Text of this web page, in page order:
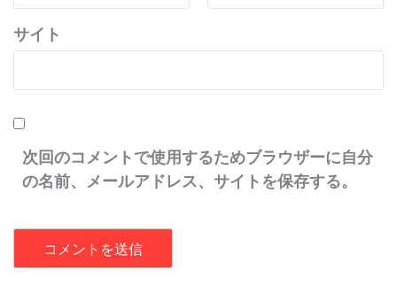
サイト
次回のコメントで使用するためブラウザーに自分
の名前、メールアドレス、サイトを保存する。